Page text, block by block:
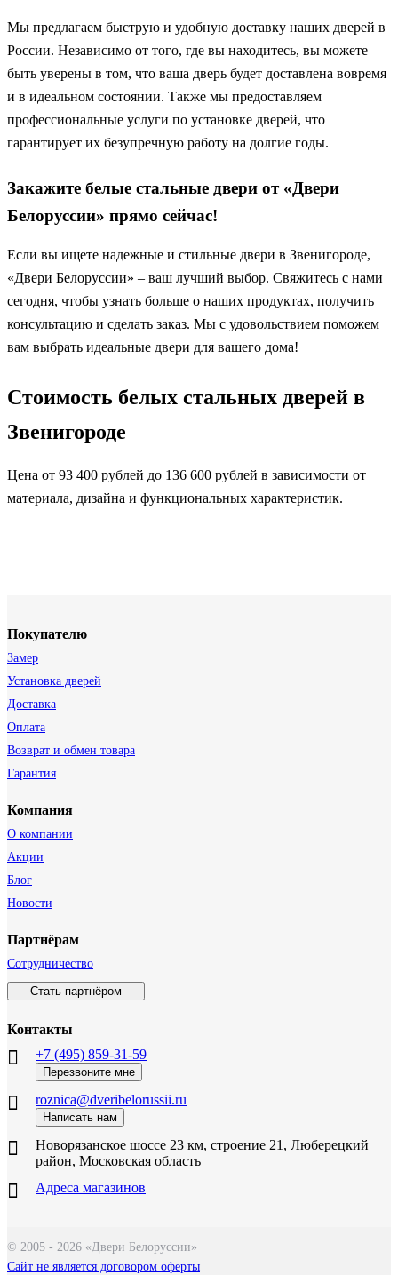
Мы предлагаем быструю и удобную доставку наших дверей в
России. Независимо от того, где вы находитесь, вы можете
быть уверены в том, что ваша дверь будет доставлена вовремя
и в идеальном состоянии. Также мы предоставляем
профессиональные услуги по установке дверей, что
гарантирует их безупречную работу на долгие годы.
Закажите белые стальные двери от «Двери
Белоруссии» прямо сейчас!
Если вы ищете надежные и стильные двери в Звенигороде,
«Двери Белоруссии» – ваш лучший выбор. Свяжитесь с нами
сегодня, чтобы узнать больше о наших продуктах, получить
консультацию и сделать заказ. Мы с удовольствием поможем
вам выбрать идеальные двери для вашего дома!
Стоимость белых стальных дверей в
Звенигороде
Цена от 93 400 рублей до 136 600 рублей в зависимости от
материала, дизайна и функциональных характеристик.
Покупателю
Замер
Установка дверей
Доставка
Оплата
Возврат и обмен товара
Гарантия
Компания
О компании
Акции
Блог
Новости
Партнёрам
Сотрудничество
Стать партнёром
Контакты
+7 (495) 859-31-59
Перезвоните мне
roznica@dveribelorussii.ru
Написать нам
Новорязанское шоссе 23 км, строение 21, Люберецкий
район, Московская область
Адреса магазинов
© 2005 - 2026 «Двери Белоруссии»
Сайт не является договором оферты